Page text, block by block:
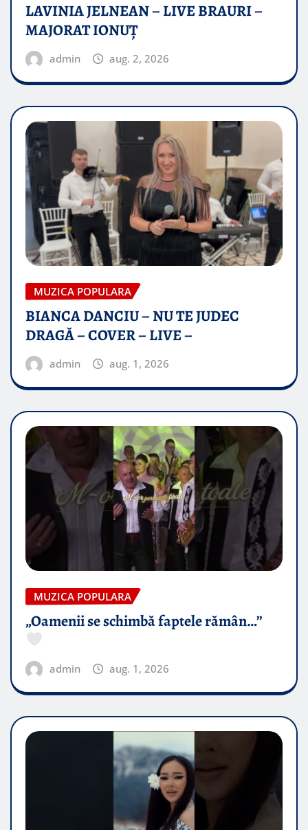
LAVINIA JELNEAN – LIVE BRAURI –
MAJORAT IONUŢ
admin aug. 2, 2026
MUZICA POPULARA
BIANCA DANCIU – NU TE JUDEC
DRAGĂ – COVER – LIVE –
admin aug. 1, 2026
MUZICA POPULARA
„Oamenii se schimbă faptele rămân…”
admin aug. 1, 2026